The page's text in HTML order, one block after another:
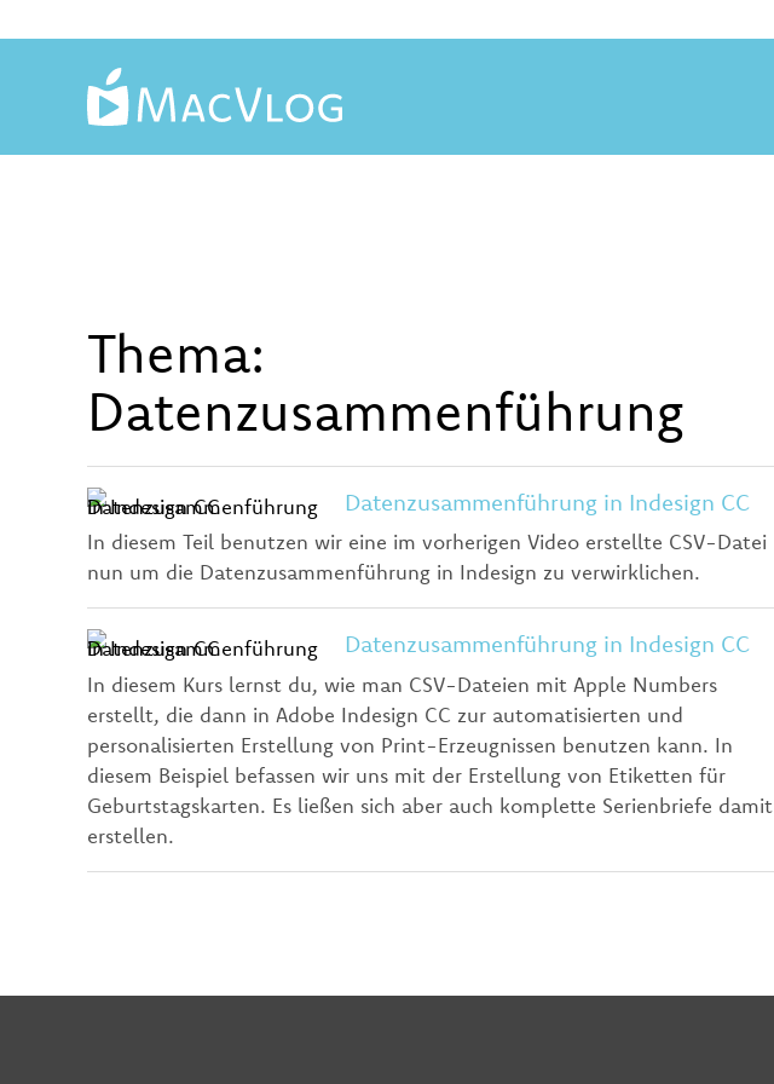
Thema:
Datenzusammenführung
Datenzusammenführung in Indesign CC
In diesem Teil benutzen wir eine im vorherigen Video erstellte CSV-Datei
nun um die Datenzusammenführung in Indesign zu verwirklichen.
Datenzusammenführung in Indesign CC
In diesem Kurs lernst du, wie man CSV-Dateien mit Apple Numbers
erstellt, die dann in Adobe Indesign CC zur automatisierten und
personalisierten Erstellung von Print-Erzeugnissen benutzen kann. In
diesem Beispiel befassen wir uns mit der Erstellung von Etiketten für
Geburtstagskarten. Es ließen sich aber auch komplette Serienbriefe damit
erstellen.